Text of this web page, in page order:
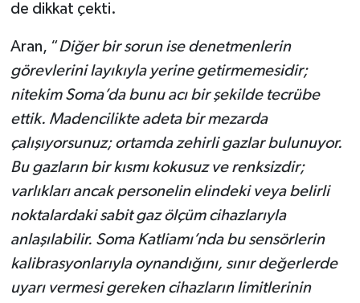
de dikkat çekti.
Aran, “Diğer bir sorun ise denetmenlerin
görevlerini layıkıyla yerine getirmemesidir;
nitekim Soma’da bunu acı bir şekilde tecrübe
ettik. Madencilikte adeta bir mezarda
çalışıyorsunuz; ortamda zehirli gazlar bulunuyor.
Bu gazların bir kısmı kokusuz ve renksizdir;
varlıkları ancak personelin elindeki veya belirli
noktalardaki sabit gaz ölçüm cihazlarıyla
anlaşılabilir. Soma Katliamı’nda bu sensörlerin
kalibrasyonlarıyla oynandığını, sınır değerlerde
uyarı vermesi gereken cihazların limitlerinin